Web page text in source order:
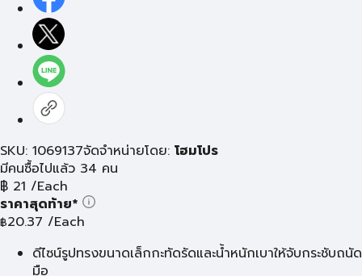
SKU: 1069137จัดจำหน่ายโดย: โฮมโปร
มีคนซื้อไปแล้ว 34 คน
฿ 21 /Each
ราคาสุดท้าย*
฿20.37 /Each
ดีไซน์รูปทรงขนาดเล็กกะทัดรัดและน้ำหนักเบาให้จับกระชับถนัด
มือ